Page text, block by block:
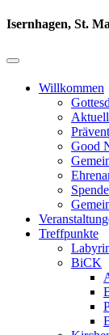
Isernhagen, St.
Willkommen
Good
Treffpunkte
BiCK